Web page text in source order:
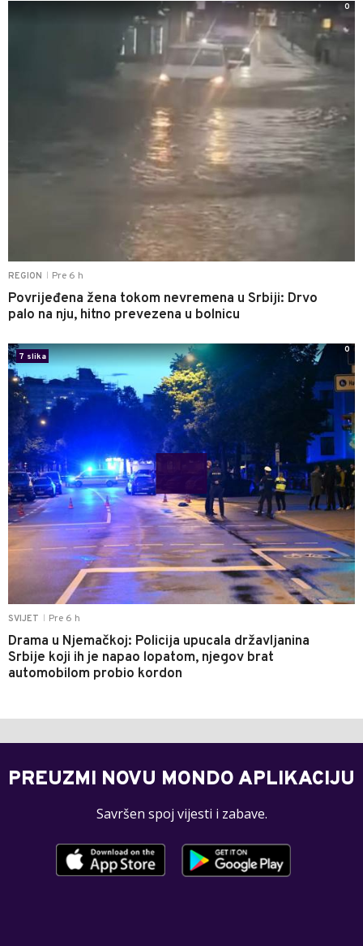
REGION Pre 6 h
Povrijeđena žena tokom nevremena u Srbiji: Drvo
palo na nju, hitno prevezena u bolnicu
0
SVIJET Pre 6 h
Drama u Njemačkoj: Policija upucala državljanina
Srbije koji ih je napao lopatom, njegov brat
automobilom probio kordon
7 slika
0
PREUZMI NOVU MONDO APLIKACIJU
Savršen spoj vijesti i zabave.